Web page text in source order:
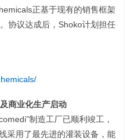
正基于现有的销售框架
协议达成后，Shoko计划担任
商业化生产启动
制造工厂已顺利竣工，
采用了最先进的灌装设备，能